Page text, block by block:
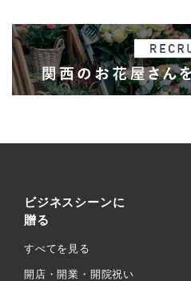
ビジネスシーンに
贈る
すべてを見る
開店・開業・開院祝い